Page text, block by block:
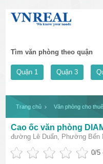
Tìm văn phòng theo quận
Quận 1 Quận 3
Trang chủ Văn phòng cho thuê
Cao ốc văn phòng
đường Lê Duẩn, Phường Bến
0/5